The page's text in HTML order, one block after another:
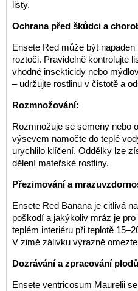
listy.
Ochrana před škůdci a
Ensete Red může být
roztoči. Pravidelně kontrolujte
vhodné insekticidy nebo
– udržujte rostlinu v čistotě a
Rozmnožování:
Rozmnožuje se semeny nebo
výsevem namočte do teplé
urychlilo klíčení. Oddělky lze
dělení mateřské rostliny.
Přezimování a
Ensete Red Banana je citlivá
poškodí a jakýkoliv mráz je
teplém interiéru při teplotě
V zimě zálivku výrazně
Dozrávání a zpracování
Ensete ventricosum Maurelii